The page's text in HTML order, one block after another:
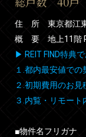
住 所 東京都江
概 要 地上11階
▶ REIT FIND特典
１.都内最安値での
２.初期費用のお見
３.内覧・リモート
■物件名フリガナ